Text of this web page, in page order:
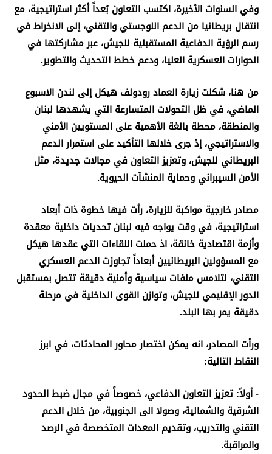
وفي السنوات الأخيرة، اكتسب التعاون بُعداً أكثر استراتيجية، مع
انتقال بريطانيا من الدعم اللوجستي والتقني، إلى الانخراط في
رسم الرؤية الدفاعية المستقبلية للجيش، عبر مشاركتها في
الحوارات العسكرية العليا، ودعم خطط التحديث والتطوير.
من هنا، شكلت زيارة العماد رودولف هيكل إلى لندن الاسبوع
الماضي، في ظل التحولات المتسارعة التي يشهدها لبنان
والمنطقة، محطة بالغة الأهمية على المستويين الأمني
والاستراتيجي، إذ جرى خلالها التأكيد على استمرار الدعم
البريطاني للجيش، وتعزيز التعاون في مجالات جديدة، مثل
الأمن السيبراني وحماية المنشآت الحيوية.
مصادر خارجية مواكبة للزيارة، رأت فيها خطوة ذات أبعاد
استراتيجية، في وقت يواجه فيه لبنان تحديات داخلية معقدة
وأزمة اقتصادية خانقة، اذ حملت اللقاءات التي عقدها هيكل
مع المسؤولين البريطانيين أبعاداً تجاوزت الدعم العسكري
التقني، لتلامس ملفات سياسية وأمنية دقيقة تتصل بمستقبل
الدور الإقليمي للجيش، وتوازن القوى الداخلية في مرحلة
دقيقة يمر بها البلد.
ورأت المصادر، انه يمكن اختصار محاور المحادثات، في ابرز
النقاط التالية:
- أولاً: تعزيز التعاون الدفاعي، خصوصاً في مجال ضبط الحدود
الشرقية والشمالية، وصولا الى الجنوبية، من خلال الدعم
التقني والتدريب، وتقديم المعدات المتخصصة في الرصد
والمراقبة.